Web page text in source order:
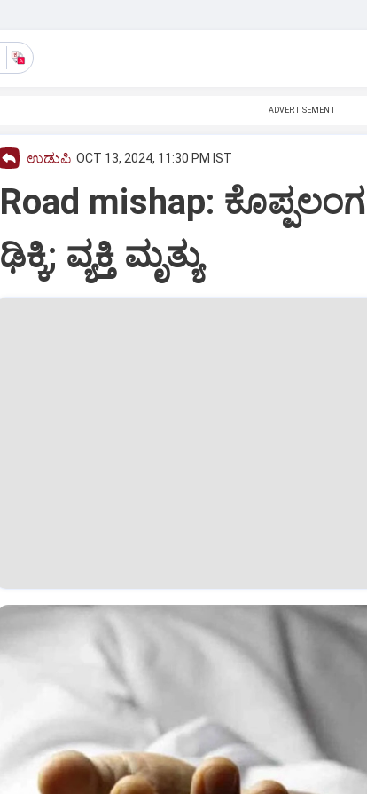
ADVERTISEMENT
ಉಡುಪಿ OCT 13, 2024, 11:30 PM IST
Road mishap:
ಢಿಕ್ಕಿ; ವ್ಯಕ್ತಿ ಮೃತ್ಯು